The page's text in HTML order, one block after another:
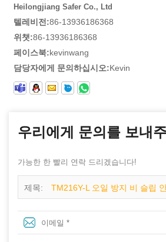
Heilongjiang Safer Co., Ltd
텔레비전:86-13936186368
위챗:86-13936186368
페이스북:kevinwang
담당자에게 문의하십시오:Kevin
우리에게 문의를 보내
가능한 한 빨리 연락 드리겠습니다!
제목: TM216Y-L 오일 방지 비 슬립
성 스포츠 안전 신발 복합 발가락